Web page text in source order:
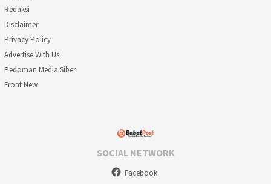
Redaksi
Disclaimer
Privacy Policy
Advertise With Us
Pedoman Media Siber
Front New
SOCIAL NETWORK
Facebook